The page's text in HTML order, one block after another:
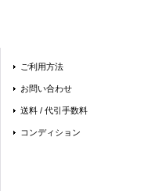
ご利用方法
お問い合わせ
送料 / 代引手数料
コンディション